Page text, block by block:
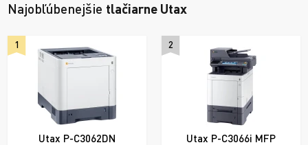
Najobľúbenejšie tlačiarne Utax
Utax P-C3062DN
1
Utax P-C3066i MFP
2